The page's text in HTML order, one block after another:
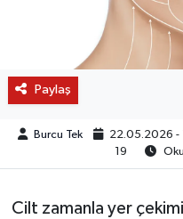
Paylaş
Burcu Tek 22.05.2026 -
19
Cilt zamanla yer